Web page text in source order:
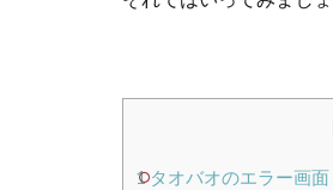
1タオバオのエラー画面